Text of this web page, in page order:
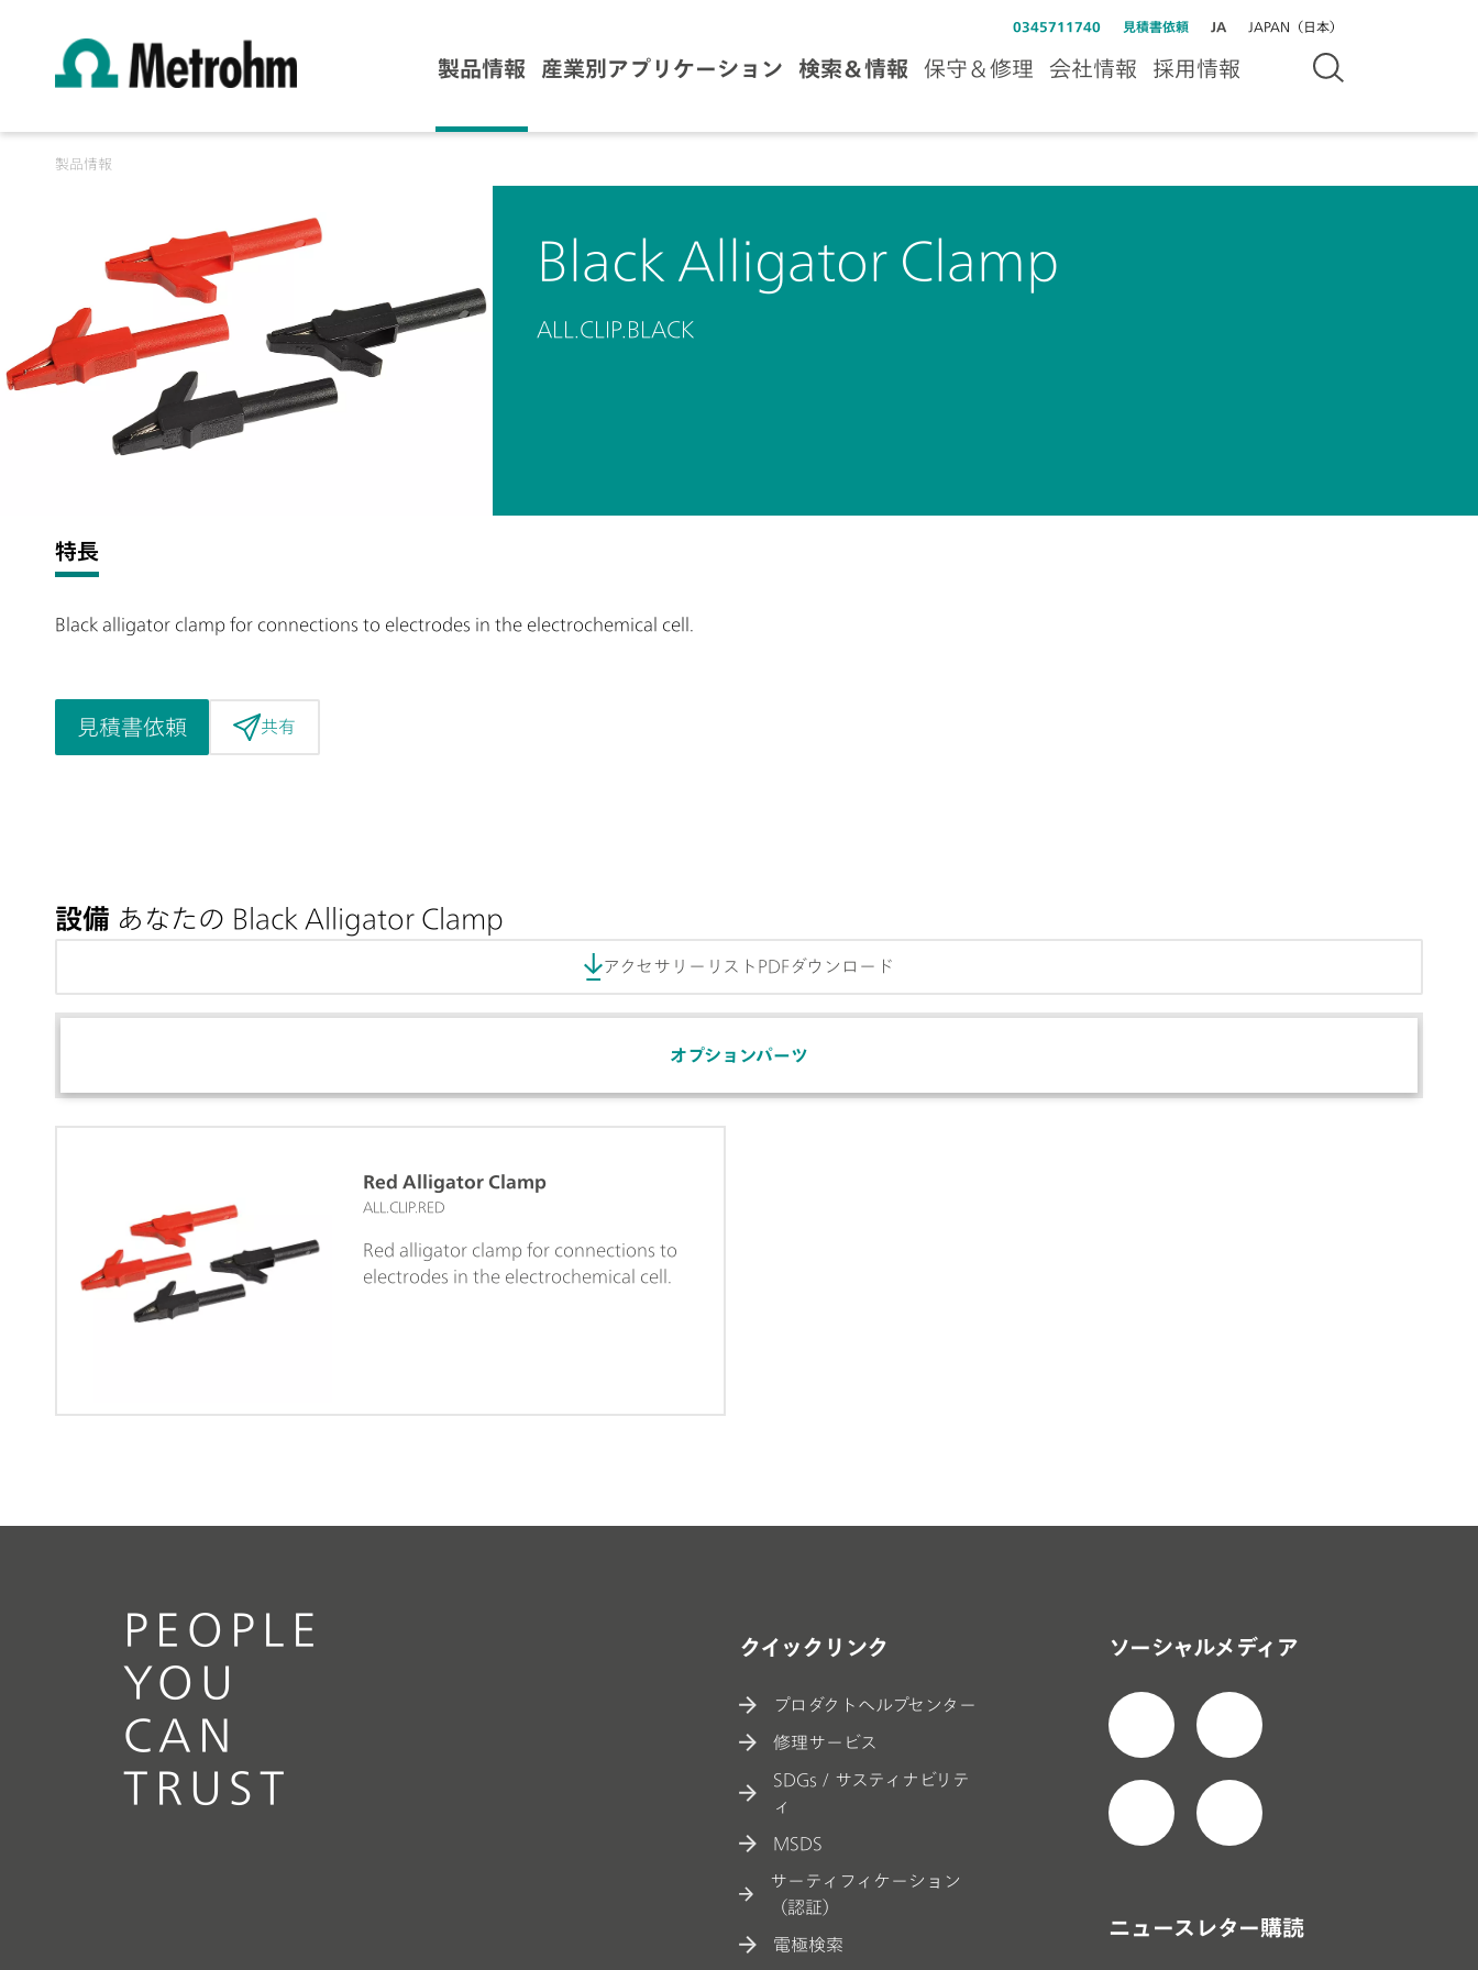
0345711740 見積書依頼 JA JAPAN（日本）
製品情報 産業別アプリケーション 検索＆情報 保守＆修理 会社情報 採用情報
製品情報
Black Alligator Clamp
ALL.CLIP.BLACK
特長
Black alligator clamp for connections to electrodes in the electrochemical cell.
見積書依頼 共有
設備 あなたの Black Alligator Clamp
アクセサリーリストPDFダウンロード
オプションパーツ
Red Alligator Clamp
ALL.CLIP.RED
Red alligator clamp for connections to
electrodes in the electrochemical cell.
PEOPLE
YOU
CAN
TRUST
クイックリンク
プロダクトヘルプセンター
修理サービス
SDGs / サスティナビリテ
ィ
MSDS
サーティフィケーション
（認証）
電極検索
ソーシャルメディア
ニュースレター購読